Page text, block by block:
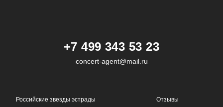
+7 499 343 53 23
concert-agent@mail.ru
Российские звезды эстрады
Отзывы